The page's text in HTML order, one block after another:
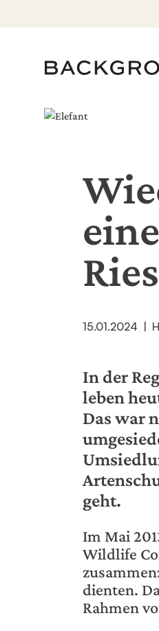
15.01.2024 |
In der
leben
Das war
geht.
Im Mai
Wildlife
dienten.
Rahmen